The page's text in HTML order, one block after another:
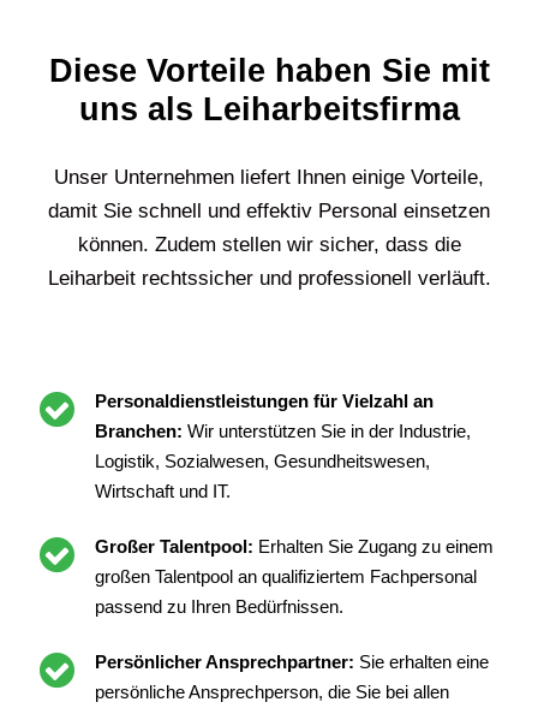
Diese Vorteile haben Sie mit
uns als Leiharbeitsfirma
Unser Unternehmen liefert Ihnen einige Vorteile,
damit Sie schnell und effektiv Personal einsetzen
können. Zudem stellen wir sicher, dass die
Leiharbeit rechtssicher und professionell verläuft.
Personaldienstleistungen für Vielzahl an
Branchen: Wir unterstützen Sie in der Industrie,
Logistik, Sozialwesen, Gesundheitswesen,
Wirtschaft und IT.
Großer Talentpool: Erhalten Sie Zugang zu einem
großen Talentpool an qualifiziertem Fachpersonal
passend zu Ihren Bedürfnissen.
Persönlicher Ansprechpartner: Sie erhalten eine
persönliche Ansprechperson, die Sie bei allen